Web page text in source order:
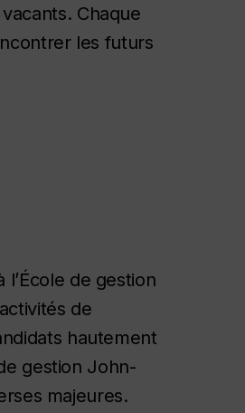
Chaque
les futurs
de gestion
de
hautement
gestion John-
majeures.